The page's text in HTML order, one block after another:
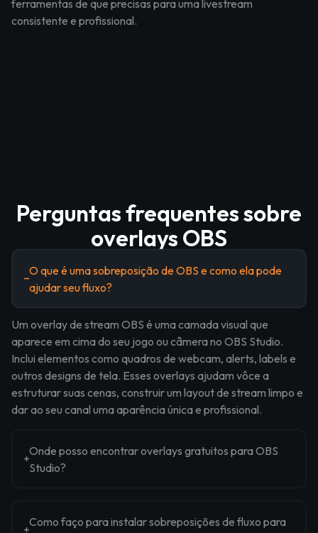
ferramentas de que precisas para uma livestream
consistente e profissional.
Perguntas frequentes sobre
overlays OBS
O que é uma sobreposição de OBS e como ela pode
ajudar seu fluxo?
Um overlay de stream OBS é uma camada visual que
aparece em cima do seu jogo ou câmera no OBS Studio.
Inclui elementos como quadros de webcam, alerts, labels e
outros designs de tela. Esses overlays ajudam vôce a
estruturar suas cenas, construir um layout de stream limpo e
dar ao seu canal uma aparência única e profissional.
Onde posso encontrar overlays gratuitos para OBS
Studio?
Como faço para instalar sobreposições de fluxo para